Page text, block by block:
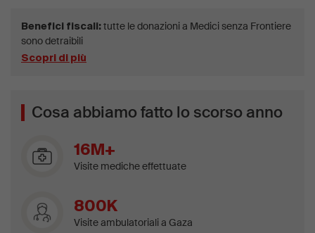
Benefici fiscali: tutte le donazioni a Medici senza Frontiere
sono detraibili
Scopri di più
Cosa abbiamo fatto lo scorso anno
16M+
Visite mediche effettuate
800K
Visite ambulatoriali a Gaza